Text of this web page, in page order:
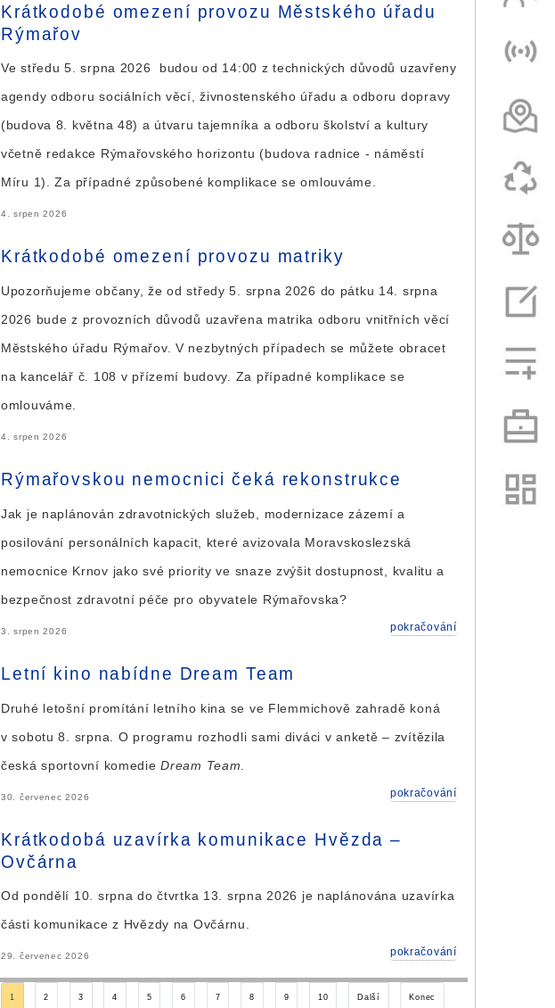
Krátkodobé omezení provozu Městského úřadu
Rýmařov
Ve středu 5. srpna 2026 budou od 14:00 z technických důvodů uzavřeny
agendy odboru sociálních věcí, živnostenského úřadu a odboru dopravy
(budova 8. května 48) a útvaru tajemníka a odboru školství a kultury
včetně redakce Rýmařovského horizontu (budova radnice - náměstí
Míru 1). Za případné způsobené komplikace se omlouváme.
4. srpen 2026
Krátkodobé omezení provozu matriky
Upozorňujeme občany, že od středy 5. srpna 2026 do pátku 14. srpna
2026 bude z provozních důvodů uzavřena matrika odboru vnitřních věcí
Městského úřadu Rýmařov. V nezbytných případech se můžete obracet
na kancelář č. 108 v přízemí budovy. Za případné komplikace se
omlouváme.
4. srpen 2026
Rýmařovskou nemocnici čeká rekonstrukce
Jak je naplánován zdravotnických služeb, modernizace zázemí a
posilování personálních kapacit, které avizovala Moravskoslezská
nemocnice Krnov jako své priority ve snaze zvýšit dostupnost, kvalitu a
bezpečnost zdravotní péče pro obyvatele Rýmařovska?
3. srpen 2026 pokračování
Letní kino nabídne Dream Team
Druhé letošní promítání letního kina se ve Flemmichově zahradě koná
v sobotu 8. srpna. O programu rozhodli sami diváci v anketě – zvítězila
česká sportovní komedieDream Team
30. červenec 2026 pokračování
Krátkodobá uzavírka komunikace Hvězda –
Ovčárna
Od pondělí 10. srpna do čtvrtka 13. srpna 2026 je naplánována uzavírka
části komunikace z Hvězdy na Ovčárnu.
29. červenec 2026 pokračování
1 2 3 4 5 6 7 8 9 10 Další Konec